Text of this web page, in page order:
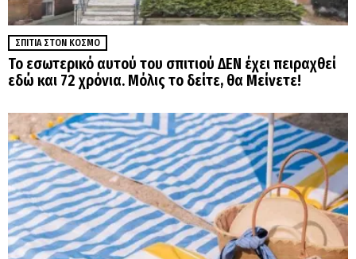
ΣΠΊΤΙΑ ΣΤΟΝ ΚΌΣΜΟ
Το εσωτερικό αυτού του σπιτιού ΔΕΝ έχει πειραχθεί
εδώ και 72 χρόνια. Μόλις το δείτε, θα Μείνετε!